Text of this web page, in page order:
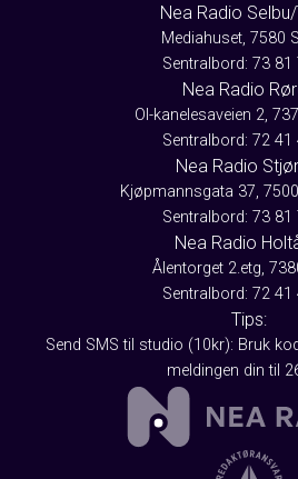
Nea Radio
Mediahuset, 7580
Sentralbord: 73 81
Nea Radio
Ol-kanelesaveien 2,
Sentralbord: 72 41
Nea Radio
Kjøpmannsgata 37,
Sentralbord: 73 81
Nea Radio
Ålentorget 2.etg,
Sentralbord: 72 41
Tips:
Send SMS til studio (10kr): Bruk
meldingen din til